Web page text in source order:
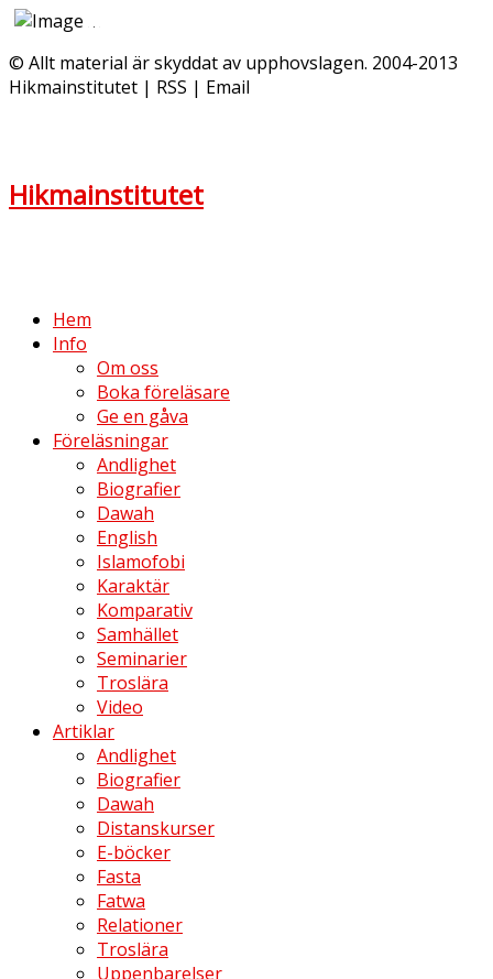
© Allt material är skyddat av upphovslagen. 2004-2013
Hikmainstitutet | RSS | Email
Hikmainstitutet
Hem
Info
Om oss
Boka föreläsare
Ge en gåva
Föreläsningar
Andlighet
Biografier
Dawah
English
Islamofobi
Karaktär
Komparativ
Samhället
Seminarier
Troslära
Video
Artiklar
Andlighet
Biografier
Dawah
Distanskurser
E-böcker
Fasta
Fatwa
Relationer
Troslära
Uppenbarelser